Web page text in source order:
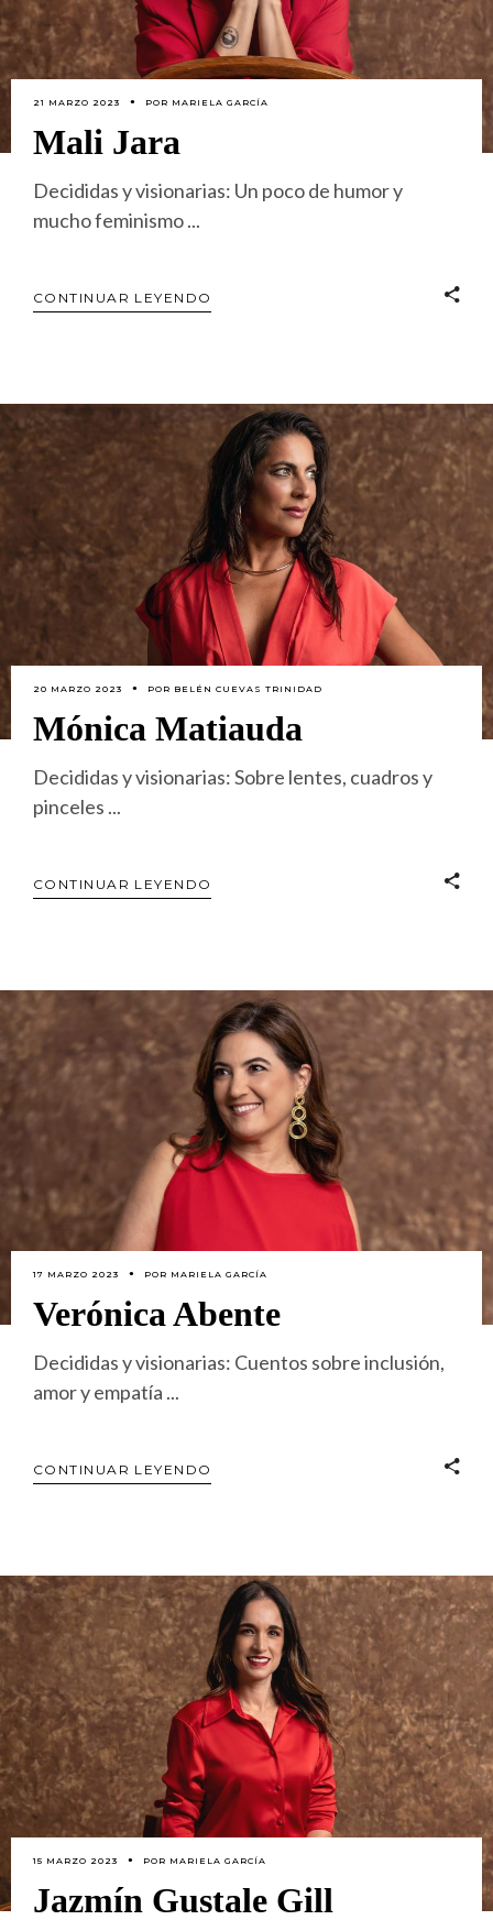
21 MARZO 2023 POR MARIELA GARCÍA
Mali Jara
Decididas y visionarias: Un poco de humor y
mucho feminismo
CONTINUAR LEYENDO
20 MARZO 2023 POR BELÉN CUEVAS TRINIDAD
Mónica Matiauda
Decididas y visionarias: Sobre lentes, cuadros y
pinceles
CONTINUAR LEYENDO
17 MARZO 2023 POR MARIELA GARCÍA
Verónica Abente
Decididas y visionarias: Cuentos sobre inclusión,
amor y empatía
CONTINUAR LEYENDO
15 MARZO 2023 POR MARIELA GARCÍA
Jazmín Gustale Gill